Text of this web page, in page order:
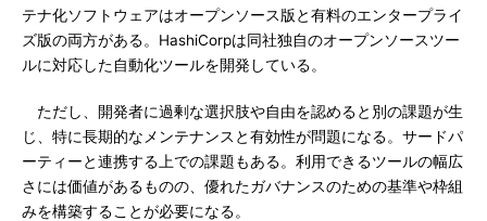
テナ化ソフトウェアはオープンソース版と有料のエンタープライ
ズ版の両方がある。HashiCorpは同社独自のオープンソースツー
ルに対応した自動化ツールを開発している。
ただし、開発者に過剰な選択肢や自由を認めると別の課題が生
じ、特に長期的なメンテナンスと有効性が問題になる。サードパ
ーティーと連携する上での課題もある。利用できるツールの幅広
さには価値があるものの、優れたガバナンスのための基準や枠組
みを構築することが必要になる。